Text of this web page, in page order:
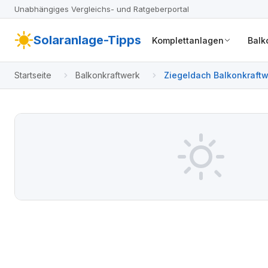
Unabhängiges Vergleichs- und Ratgeberportal
Solaranlage-Tipps Komplettanlagen
Startseite Balkonkraftwerk Ziegeldach